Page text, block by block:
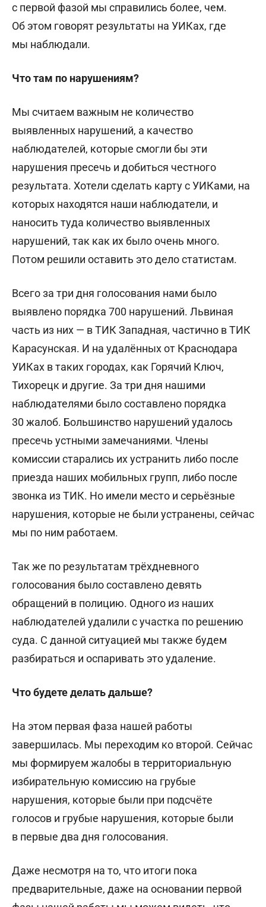
с первой фазой мы справились более, чем.
Об этом говорят результаты на УИКах, где
мы наблюдали.
Что там по нарушениям?
Мы считаем важным не количество
выявленных нарушений, а качество
наблюдателей, которые смогли бы эти
нарушения пресечь и добиться честного
результата. Хотели сделать карту с УИКами, на
которых находятся наши наблюдатели, и
наносить туда количество выявленных
нарушений, так как их было очень много.
Потом решили оставить это дело статистам.
Всего за три дня голосования нами было
выявлено порядка 700 нарушений. Львиная
часть из них — в ТИК Западная, частично в ТИК
Карасунская. И на удалённых от Краснодара
УИКах в таких городах, как Горячий Ключ,
Тихорецк и другие. За три дня нашими
наблюдателями было составлено порядка
30 жалоб. Большинство нарушений удалось
пресечь устными замечаниями. Члены
комиссии старались их устранить либо после
приезда наших мобильных групп, либо после
звонка из ТИК. Но имели место и серьёзные
нарушения, которые не были устранены, сейчас
мы по ним работаем.
Так же по результатам трёхдневного
голосования было составлено девять
обращений в полицию. Одного из наших
наблюдателей удалили с участка по решению
суда. С данной ситуацией мы также будем
разбираться и оспаривать это удаление.
Что будете делать дальше?
На этом первая фаза нашей работы
завершилась. Мы переходим ко второй. Сейчас
мы формируем жалобы в территориальную
избирательную комиссию на грубые
нарушения, которые были при подсчёте
голосов и грубые нарушения, которые были
в первые два дня голосования.
Даже несмотря на то, что итоги пока
предварительные, даже на основании первой